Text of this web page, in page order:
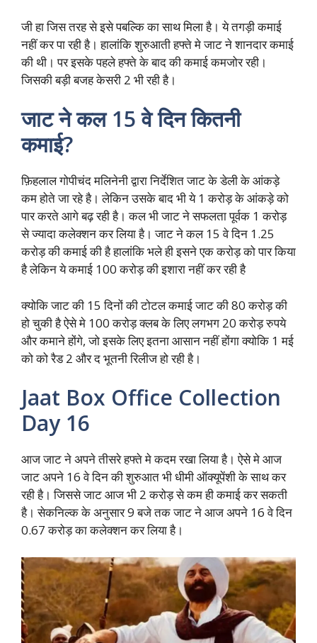
जी हा जिस तरह से इसे पबल्कि का साथ मिला है। ये तगड़ी कमाई
नहीं कर पा रही है। हालांकि शुरुआती हफ्ते मे जाट ने शानदार कमाई
की थी। पर इसके पहले हफ्ते के बाद की कमाई कमजोर रही।
जिसकी बड़ी बजह केसरी 2 भी रही है।
जाट ने कल 15 वे दिन कितनी
कमाई?
फ़िहलाल गोपीचंद मलिनेनी द्वारा निर्देशित जाट के डेली के आंकड़े
कम होते जा रहे है। लेकिन उसके बाद भी ये 1 करोड़ के आंकड़े को
पार करते आगे बढ़ रही है। कल भी जाट ने सफलता पूर्वक 1 करोड़
से ज्यादा कलेक्शन कर लिया है। जाट ने कल 15 वे दिन 1.25
करोड़ की कमाई की है हालांकि भले ही इसने एक करोड़ को पार किया
है लेकिन ये कमाई 100 करोड़ की इशारा नहीं कर रही है
क्योकि जाट की 15 दिनों की टोटल कमाई जाट की 80 करोड़ की
हो चुकी है ऐसे मे 100 करोड़ क्लब के लिए लगभग 20 करोड़ रुपये
और कमाने होंगे, जो इसके लिए इतना आसान नहीं होंगा क्योकि 1 मई
को को रैड 2 और द भूतनी रिलीज हो रही है।
Jaat Box Office Collection
Day 16
आज जाट ने अपने तीसरे हफ्ते मे कदम रखा लिया है। ऐसे मे आज
जाट अपने 16 वे दिन की शुरुआत भी धीमी ऑक्यूपेंशी के साथ कर
रही है। जिससे जाट आज भी 2 करोड़ से कम ही कमाई कर सकती
है। सेकनिल्क के अनुसार 9 बजे तक जाट ने आज अपने 16 वे दिन
0.67 करोड़ का कलेक्शन कर लिया है।